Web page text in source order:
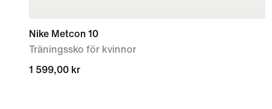
Nike Metcon 10
Träningssko för kvinnor
1 599,00 kr
1 599,00 kr